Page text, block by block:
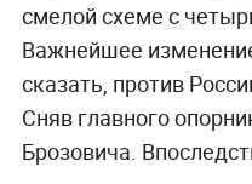
смелой схеме с
Важнейшее
сказать, против
Сняв главного
Брозовича.